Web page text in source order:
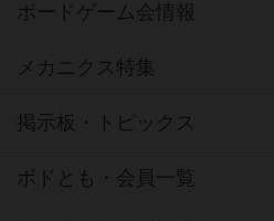
ボードゲーム会情報
メカニクス特集
掲示板・トピックス
ボドとも・会員一覧